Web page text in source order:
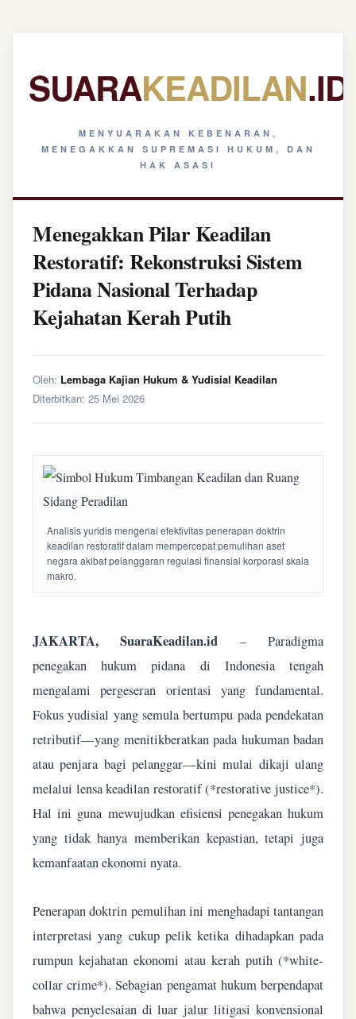
SUARAKEADILAN.ID
MENYUARAKAN KEBENARAN,
MENEGAKKAN SUPREMASI HUKUM, DAN
HAK ASASI
Menegakkan Pilar Keadilan
Restoratif: Rekonstruksi Sistem
Pidana Nasional Terhadap
Kejahatan Kerah Putih
Oleh: Lembaga Kajian Hukum & Yudisial Keadilan
Diterbitkan: 25 Mei 2026
Analisis yuridis mengenai efektivitas penerapan doktrin
keadilan restoratif dalam mempercepat pemulihan aset
negara akibat pelanggaran regulasi finansial korporasi skala
makro.
JAKARTA, SuaraKeadilan.id – Paradigma
penegakan hukum pidana di Indonesia tengah
mengalami pergeseran orientasi yang fundamental.
Fokus yudisial yang semula bertumpu pada pendekatan
retributif—yang menitikberatkan pada hukuman badan
atau penjara bagi pelanggar—kini mulai dikaji ulang
melalui lensa keadilan restoratif (*restorative justice*).
Hal ini guna mewujudkan efisiensi penegakan hukum
yang tidak hanya memberikan kepastian, tetapi juga
kemanfaatan ekonomi nyata.
Penerapan doktrin pemulihan ini menghadapi tantangan
interpretasi yang cukup pelik ketika dihadapkan pada
rumpun kejahatan ekonomi atau kerah putih (*white-
collar crime*). Sebagian pengamat hukum berpendapat
bahwa penyelesaian di luar jalur litigasi konvensional